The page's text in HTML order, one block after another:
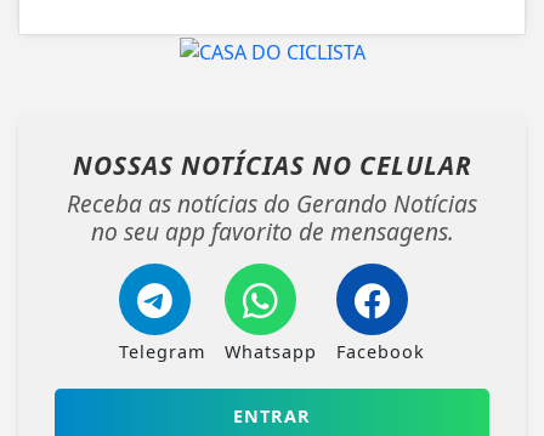
NOSSAS NOTÍCIAS NO CELULAR
Receba as notícias do Gerando Notícias
no seu app favorito de mensagens.
Telegram Whatsapp Facebook
ENTRAR